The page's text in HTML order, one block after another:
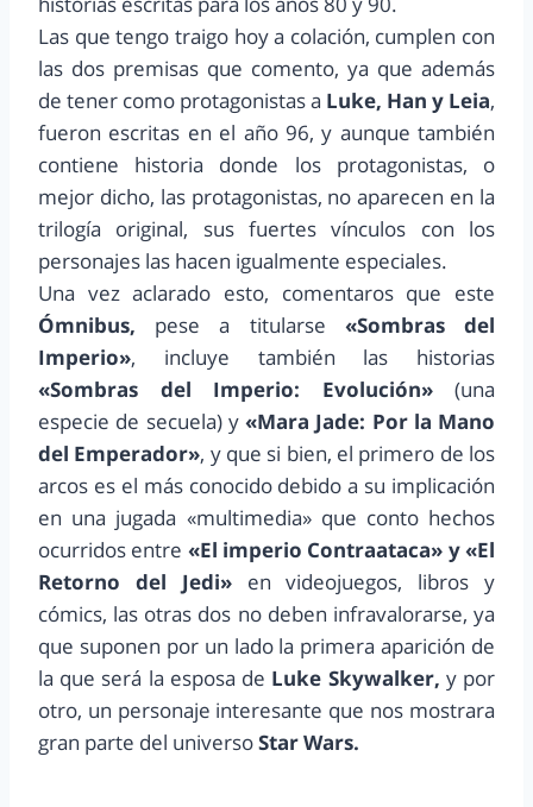
Las que tengo traigo hoy a colación, cumplen con
las dos premisas que comento, ya que además
de tener como protagonistas a Luke, Han y Leia,
fueron escritas en el año 96, y aunque también
contiene historia donde los protagonistas, o
mejor dicho, las protagonistas, no aparecen en la
trilogía original, sus fuertes vínculos con los
personajes las hacen igualmente especiales.
Una vez aclarado esto, comentaros que este
Ómnibus, pese a titularse «Sombras del
Imperio», incluye también las historias
«Sombras del Imperio: Evolución»(una
especie de secuela) y «Mara Jade: Por la Mano
del Emperador», y que si bien, el primero de los
arcos es el más conocido debido a su implicación
en una jugada «multimedia» que conto hechos
ocurridos entre «El imperio Contraataca» y «El
Retorno del Jedi»en videojuegos, libros y
cómics, las otras dos no deben infravalorarse, ya
que suponen por un lado la primera aparición de
la que será la esposa de Luke Skywalker, y por
otro, un personaje interesante que nos mostrara
gran parte del universoStar Wars.